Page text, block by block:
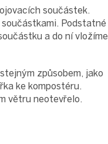
součástek.
Podstatné
a do ní vložíme
způsobem, jako
ke kompostéru.
větru neotevřelo.